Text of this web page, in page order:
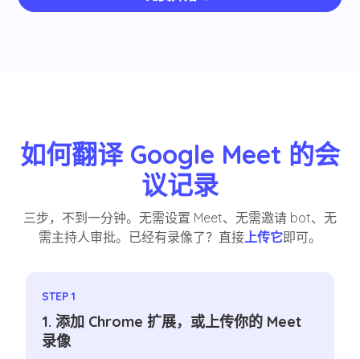
如何翻译 Google Meet 的会
议记录
三步，不到一分钟。无需设置 Meet、无需邀请 bot、无
需主持人审批。已经有录像了？直接上传它即可。
STEP 1
1. 添加 Chrome 扩展，或上传你的 Meet
录像